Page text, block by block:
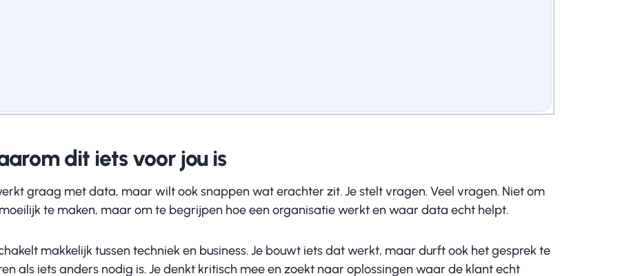
dit iets voor jou is
graag met data, maar wilt ook snappen wat erachter zit. Je stelt vragen. Veel vragen. Niet om
te maken, maar om te begrijpen hoe een organisatie werkt en waar data echt helpt.
makkelijk tussen techniek en business. Je bouwt iets dat werkt, maar durft ook het gesprek te
als iets anders nodig is. Je denkt kritisch mee en zoekt naar oplossingen waar de klant echt